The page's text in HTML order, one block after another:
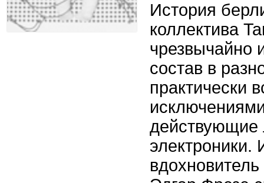
История
коллектива
чрезвычайно
состав в
практически
действующие
электроники.